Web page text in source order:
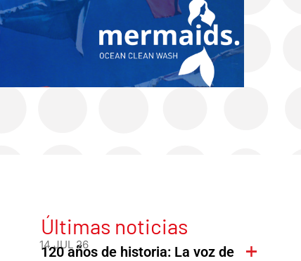
Últimas noticias
14 JUL 26
120 años de historia: La voz de